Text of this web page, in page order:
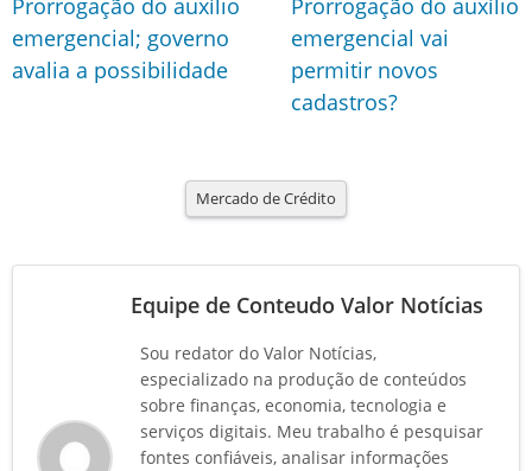
Prorrogação do auxílio
emergencial; governo
avalia a possibilidade
Prorrogação do auxílio
emergencial vai
permitir novos
cadastros?
Mercado de Crédito
Equipe de Conteudo Valor Notícias
Sou redator do Valor Notícias,
especializado na produção de conteúdos
sobre finanças, economia, tecnologia e
serviços digitais. Meu trabalho é pesquisar
fontes confiáveis, analisar informações